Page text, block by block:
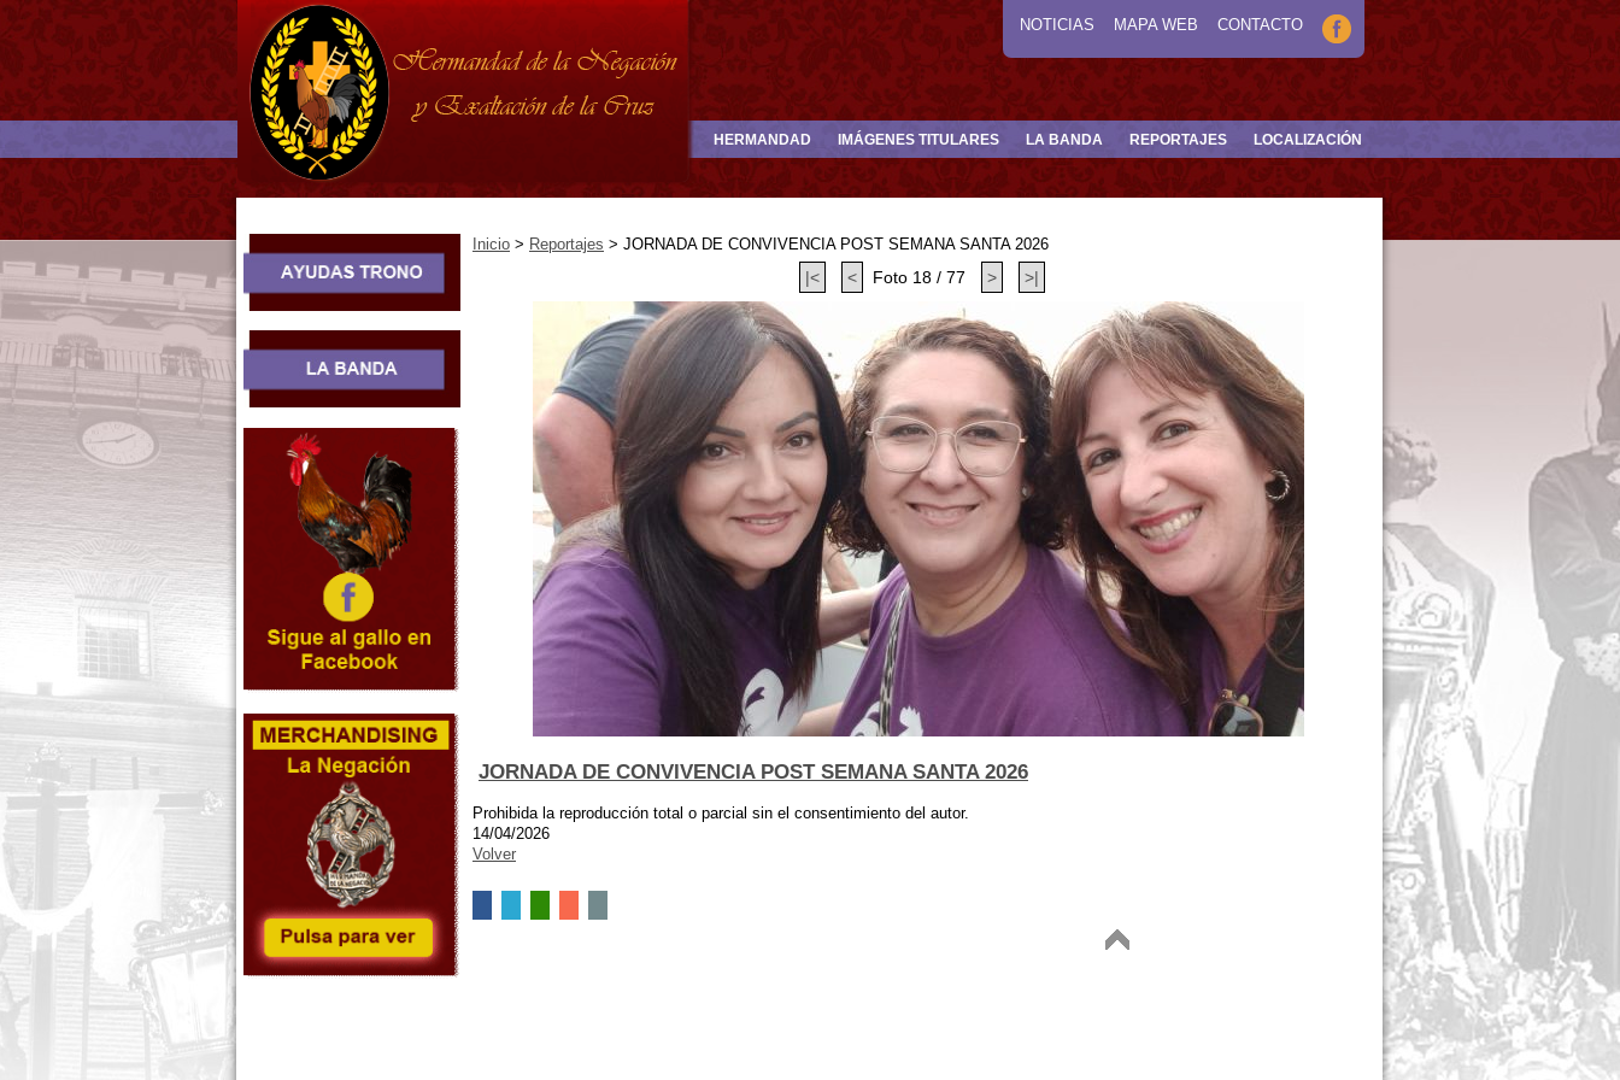
NOTICIAS MAPA WEB CONTACTO
HERMANDAD IMÁGENES TITULARES LA BANDA REPORTAJES LOCALIZACIÓN
Inicio > Reportajes > JORNADA DE CONVIVENCIA POST SEMANA SANTA 2026
|< < Foto 18 / 77 > >|
JORNADA DE CONVIVENCIA POST SEMANA SANTA 2026
Prohibida la reproducción total o parcial sin el consentimiento del autor.
14/04/2026
Volver